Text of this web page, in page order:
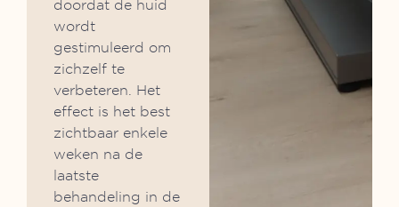
doordat de huid
wordt
gestimuleerd om
zichzelf te
verbeteren. Het
effect is het best
zichtbaar enkele
weken na de
laatste
behandeling in de